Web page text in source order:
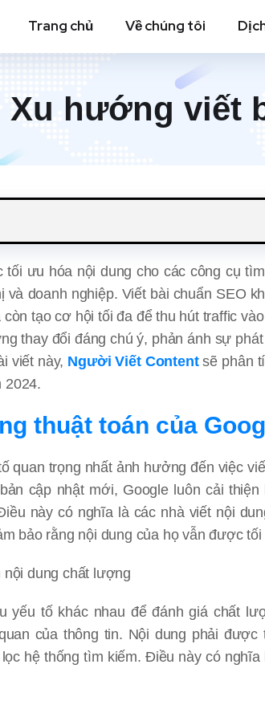
Trang chủ Về chúng tôi
Xu hướng viết
tối ưu hóa nội dung cho các công cụ
và doanh nghiệp. Viết bài chuẩn SEO
tạo cơ hội tối đa để thu hút traffic
thay đổi đáng chú ý, phản ánh sự
viết này, Người Viết Contentsẽ phân
2024.
thuật toán của
quan trọng nhất ảnh hưởng đến việc
cập nhật mới, Google luôn cải
này có nghĩa là các nhà viết nội
bảo rằng nội dung của họ vẫn được
nội dung chất lượng
yếu tố khác nhau để đánh giá chất
của thông tin. Nội dung phải
hệ thống tìm kiếm. Điều này có